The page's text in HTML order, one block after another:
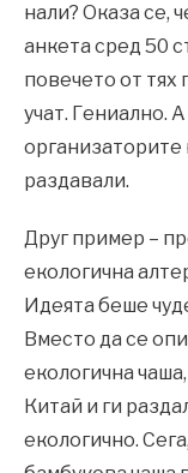
нали? Оказа се,
анкета сред 50
повечето от тях
учат. Гениално.
организаторите
раздавали.
Друг пример –
екологична
Идеята беше
Вместо да се
екологична
Китай и ги
екологично.